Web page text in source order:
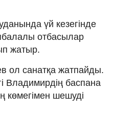
үй кезегінде
отбасылар
жатыр.
ол санатқа жатпайды.
Владимирдің баспана
көмегімен шешуді